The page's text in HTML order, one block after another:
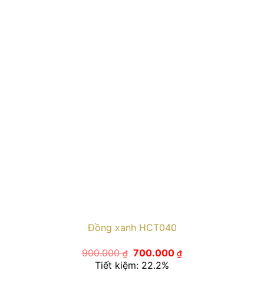
Đồng xanh HCT040
900.000₫ Giá
gốc
là:
700.000₫Giá
Tiết kiệm: 22.2%